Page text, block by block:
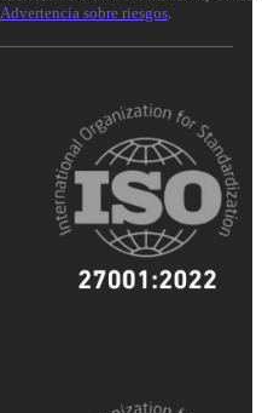
Advertencia sobre riesgos